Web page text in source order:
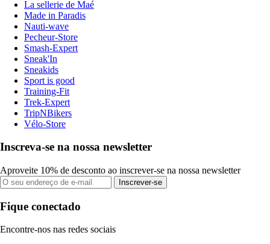
La sellerie de Maé
Made in Paradis
Nauti-wave
Pecheur-Store
Smash-Expert
Sneak'In
Sneakids
Sport is good
Training-Fit
Trek-Expert
TripNBikers
Vélo-Store
Inscreva-se na nossa newsletter
Aproveite 10% de desconto ao inscrever-se na nossa newsletter
Inscrever-se
Fique conectado
Encontre-nos nas redes sociais